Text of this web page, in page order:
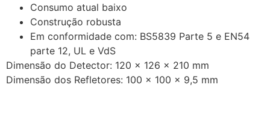
Consumo atual baixo
Construção robusta
Em conformidade com: BS5839 Parte 5 e EN54
parte 12, UL e VdS
Dimensão do Detector: 120 x 126 x 210 mm
Dimensão dos Refletores: 100 x 100 x 9,5 mm